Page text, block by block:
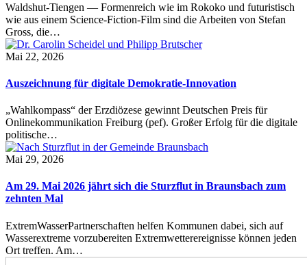
Waldshut-Tiengen — Formenreich wie im Rokoko und futuristisch
wie aus einem Science-Fiction-Film sind die Arbeiten von Stefan
Gross, die…
Mai 22, 2026
Auszeichnung für digitale Demokratie-Innovation
„Wahlkompass“ der Erzdiözese gewinnt Deutschen Preis für
Onlinekommunikation Freiburg (pef). Großer Erfolg für die digitale
politische…
Mai 29, 2026
Am 29. Mai 2026 jährt sich die Sturzflut in Braunsbach zum
zehnten Mal
ExtremWasserPartnerschaften helfen Kommunen dabei, sich auf
Wasserextreme vorzubereiten Extremwetterereignisse können jeden
Ort treffen. Am…